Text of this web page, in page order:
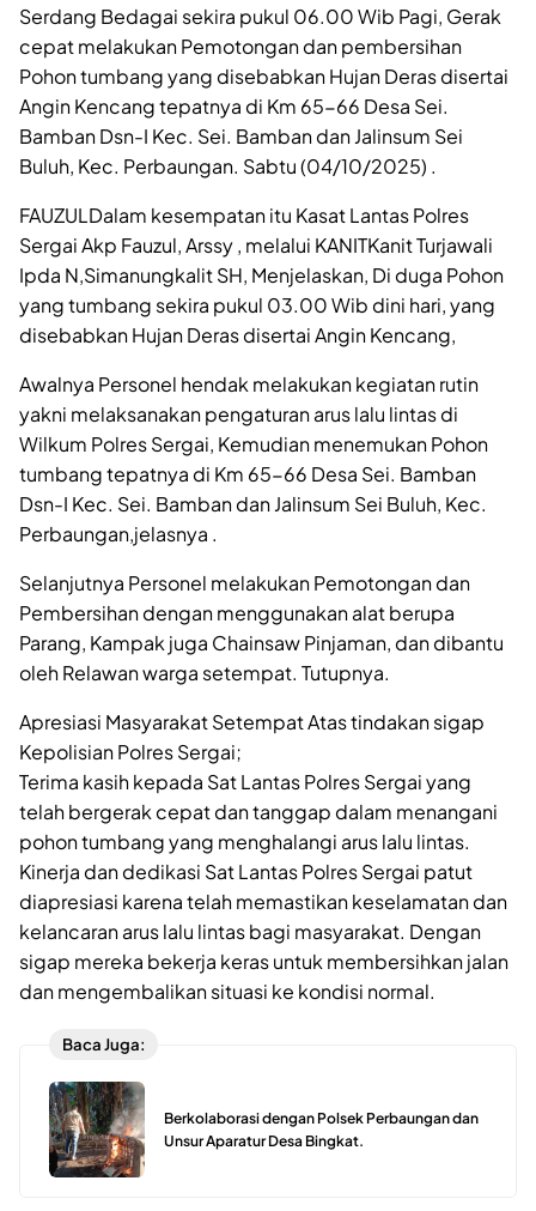
Serdang Bedagai sekira pukul 06.00 Wib Pagi, Gerak
cepat melakukan Pemotongan dan pembersihan
Pohon tumbang yang disebabkan Hujan Deras disertai
Angin Kencang tepatnya di Km 65-66 Desa Sei.
Bamban Dsn-I Kec. Sei. Bamban dan Jalinsum Sei
Buluh, Kec. Perbaungan. Sabtu (04/10/2025) .
FAUZULDalam kesempatan itu Kasat Lantas Polres
Sergai Akp Fauzul, Arssy , melalui KANITKanit Turjawali
Ipda N,Simanungkalit SH, Menjelaskan, Di duga Pohon
yang tumbang sekira pukul 03.00 Wib dini hari, yang
disebabkan Hujan Deras disertai Angin Kencang,
Awalnya Personel hendak melakukan kegiatan rutin
yakni melaksanakan pengaturan arus lalu lintas di
Wilkum Polres Sergai, Kemudian menemukan Pohon
tumbang tepatnya di Km 65-66 Desa Sei. Bamban
Dsn-I Kec. Sei. Bamban dan Jalinsum Sei Buluh, Kec.
Perbaungan,jelasnya .
Selanjutnya Personel melakukan Pemotongan dan
Pembersihan dengan menggunakan alat berupa
Parang, Kampak juga Chainsaw Pinjaman, dan dibantu
oleh Relawan warga setempat. Tutupnya.
Apresiasi Masyarakat Setempat Atas tindakan sigap
Kepolisian Polres Sergai;
Terima kasih kepada Sat Lantas Polres Sergai yang
telah bergerak cepat dan tanggap dalam menangani
pohon tumbang yang menghalangi arus lalu lintas.
Kinerja dan dedikasi Sat Lantas Polres Sergai patut
diapresiasi karena telah memastikan keselamatan dan
kelancaran arus lalu lintas bagi masyarakat. Dengan
sigap mereka bekerja keras untuk membersihkan jalan
dan mengembalikan situasi ke kondisi normal.
Baca Juga:
Berkolaborasi dengan Polsek Perbaungan dan
Unsur Aparatur Desa Bingkat.